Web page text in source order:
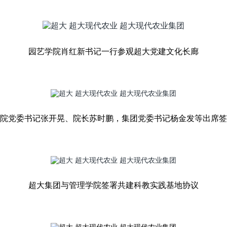
园艺学院肖红新书记一行参观超大党建文化长廊
党委书记张开晃、院长苏时鹏，集团党委书记杨金发等出席
超大集团与管理学院签署共建科教实践基地协议